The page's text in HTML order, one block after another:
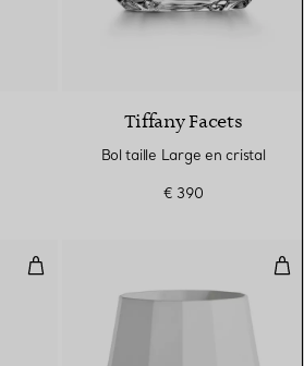
Tiffany Facets
Bol taille Large en cristal
€ 390
Vase fuselé en porcelaine, taille